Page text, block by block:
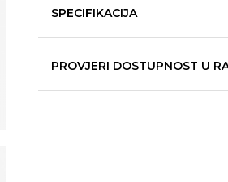
SPECIFIKACIJA
PROVJERI DOSTUPNOST U